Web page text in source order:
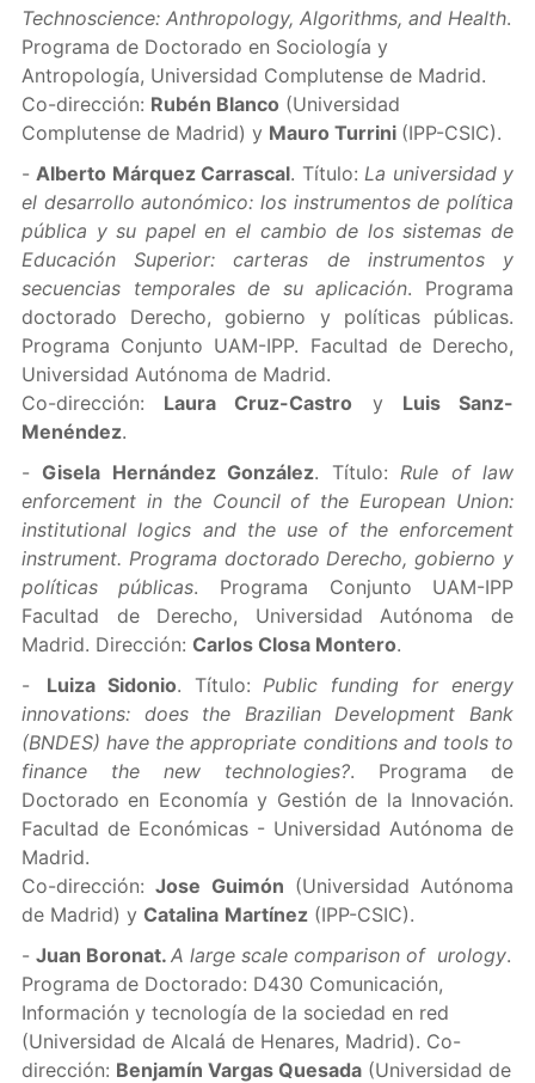
Technoscience: Anthropology, Algorithms, and Health.
Programa de Doctorado en Sociología y
Antropología, Universidad Complutense de Madrid.
Co-dirección: Rubén Blanco (Universidad
Complutense de Madrid) y Mauro Turrini (IPP-CSIC).
-Alberto Márquez Carrascal. Título:La universidad y
el desarrollo autonómico: los instrumentos de política
pública y su papel en el cambio de los sistemas de
Educación Superior: carteras de instrumentos y
secuencias temporales de su aplicación. Programa
doctorado Derecho, gobierno y políticas públicas.
Programa Conjunto UAM-IPP. Facultad de Derecho,
Universidad Autónoma de Madrid.
Co-dirección: Laura Cruz-Castro y Luis Sanz-
Menéndez.
-Gisela Hernández González. Título:Rule of law
enforcement in the Council of the European Union:
institutional logics and the use of the enforcement
instrument. Programa doctorado Derecho, gobierno y
políticas públicas. Programa Conjunto UAM-IPP
Facultad de Derecho, Universidad Autónoma de
Madrid. Dirección: Carlos Closa Montero.
- Luiza Sidonio. Título:Public funding for energy
innovations: does the Brazilian Development Bank
(BNDES) have the appropriate conditions and tools to
finance the new technologies?. Programa de
Doctorado en Economía y Gestión de la Innovación.
Facultad de Económicas - Universidad Autónoma de
Madrid.
Co-dirección:Jose Guimón (Universidad Autónoma
de Madrid) y Catalina Martínez(IPP-CSIC).
- Juan Boronat. A large scale comparison of urology.
Programa de Doctorado: D430 Comunicación,
Información y tecnología de la sociedad en red
(Universidad de Alcalá de Henares, Madrid). Co-
dirección: Benjamín Vargas Quesada(Universidad de